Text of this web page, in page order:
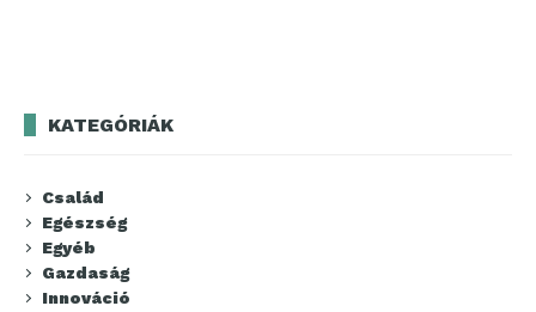
KATEGÓRIÁK
Család
Egészség
Egyéb
Gazdaság
Innováció